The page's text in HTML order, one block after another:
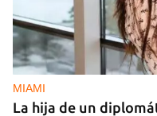
MIAMI
La hija de un